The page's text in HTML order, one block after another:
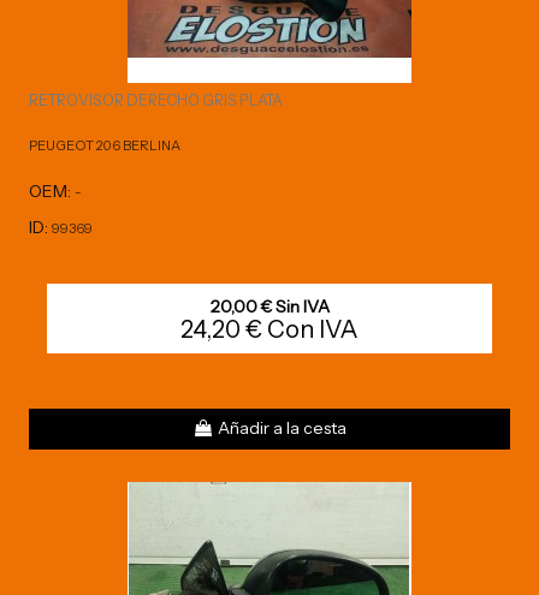
RETROVISOR DERECHO GRIS PLATA
PEUGEOT 206 BERLINA
OEM: -
ID: 99369
20,00 € Sin IVA
24,20 € Con IVA
Añadir a la cesta